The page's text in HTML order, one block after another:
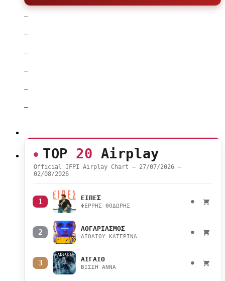
–
–
–
–
–
–
TOP 20 Airplay
Official IFPI Airplay Chart — 27/07/2026 –
02/08/2026
1 ΕΙΠΕΣ
ΦΕΡΡΗΣ ΘΟΔΩΡΗΣ
●
2 ΛΟΓΑΡΙΑΣΜΟΣ
ΛΙΟΛΙΟΥ ΚΑΤΕΡΙΝΑ
●
3 ΑΙΓΑΙΟ
ΒΙΣΣΗ ΑΝΝΑ
●